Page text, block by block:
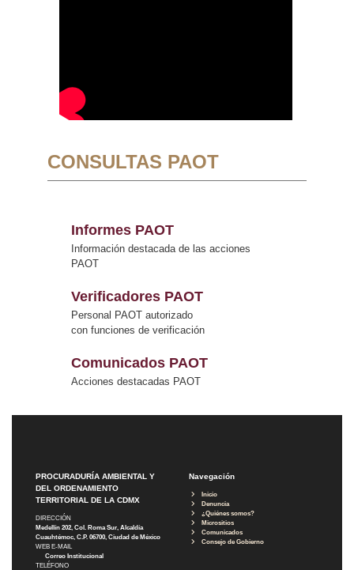
CONSULTAS PAOT
Informes PAOT
Información destacada de las acciones
PAOT
Verificadores PAOT
Personal PAOT autorizado
con funciones de verificación
Comunicados PAOT
Acciones destacadas PAOT
PROCURADURÍA AMBIENTAL Y
DEL ORDENAMIENTO
TERRITORIAL DE LA CDMX
DIRECCIÓN
Medellín 202, Col. Roma Sur, Alcaldía
Cuauhtémoc, C.P. 06700, Ciudad de México
WEB E-MAIL
Correo Institucional
TELÉFONO
Navegación
Inicio
Denuncia
¿Quiénes somos?
Micrositios
Comunicados
Consejo de Gobierno